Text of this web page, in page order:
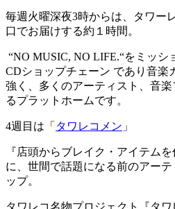
毎週火曜深夜3時からは、タワー
口でお届けする約１時間。
“NO MUSIC, NO LIFE.“をミッシ
CDショップチェーン であり音楽
強く、多くのアーティスト、音
るプラットホームです。
4週目は「 タワレコメン 」
『店頭からブレイク・アイテム
に、世間で話題になる前のアー
ップ。